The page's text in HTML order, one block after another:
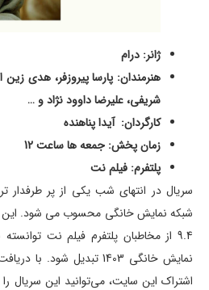
ژانر: درام
هنرمندان: پارسا پیروزفر، هدی
شریفی، علیرضا داوود نژاد و …
کارگردان: آیدا پناهنده
زمان پخش: جمعه ها ساعت 12
پلتفرم: فیلم نت
سریال در انتهای شب یکی از پر طرفدار
شبکه نمایش خانگی محسوب می شود. این
9.4 از مخاطبان پلتفرم فیلم نت
نمایش خانگی 1403 تبدیل شود. با دریافت
اشتراک این سایت، می‌توانید این سریال